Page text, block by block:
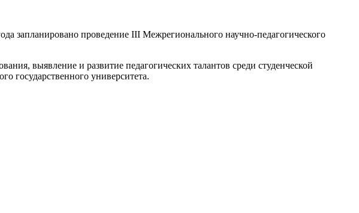
запланировано проведение III Межрегионального научно-педагогического
выявление и развитие педагогических талантов среди студенческой
государственного университета.